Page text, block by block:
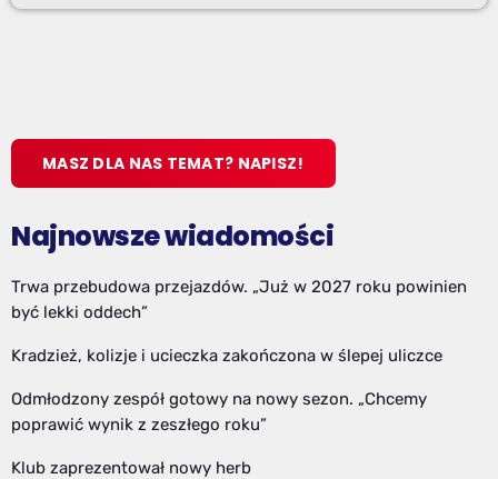
MASZ DLA NAS TEMAT? NAPISZ!
Najnowsze wiadomości
Trwa przebudowa przejazdów. „Już w 2027 roku powinien
być lekki oddech”
Kradzież, kolizje i ucieczka zakończona w ślepej uliczce
Odmłodzony zespół gotowy na nowy sezon. „Chcemy
poprawić wynik z zeszłego roku”
Klub zaprezentował nowy herb